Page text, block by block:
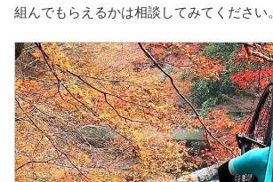
組んでもらえるかは相談してみてください。